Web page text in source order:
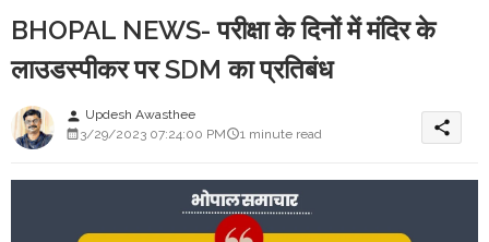
BHOPAL NEWS- परीक्षा के दिनों में मंदिर के
लाउडस्पीकर पर SDM का प्रतिबंध
person Updesh Awasthee
3/29/2023 07:24:00 PM
1 minute read share